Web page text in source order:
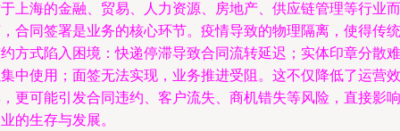
上海的金融、贸易、人力资源、房地产、供应链管理等行业而
合同签署是业务的核心环节。疫情导致的物理隔离，使得传统
方式陷入困境：快递停滞导致合同流转延迟；实体印章分散难
中使用；面签无法实现，业务推进受阻。这不仅降低了运营效
更可能引发合同违约、客户流失、商机错失等风险，直接影响
的生存与发展。